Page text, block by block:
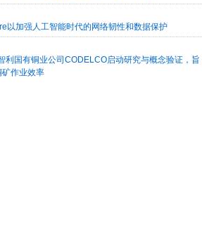
以加强人工智能时代的网络韧性和数据保护
利国有铜业公司CODELCO启动研究与概念验证，旨
作业效率